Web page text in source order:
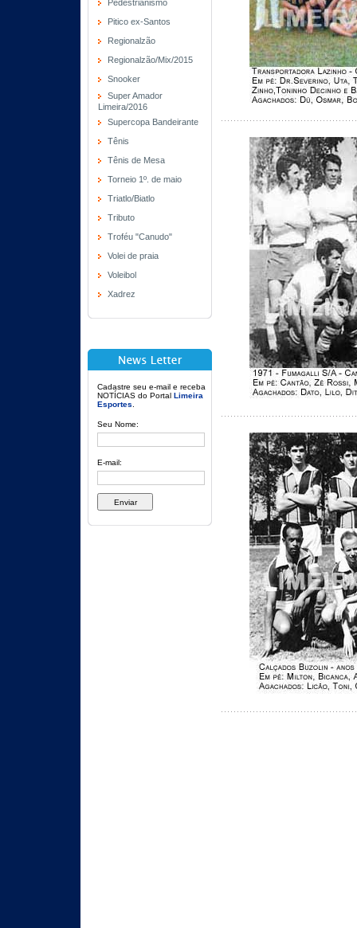
Pedestrianismo
Pitico ex-Santos
Regionalzão
Regionalzão/Mix/2015
Snooker
Super Amador
Limeira/2016
Supercopa Bandeirante
Tênis
Tênis de Mesa
Torneio 1º. de maio
Triatlo/Biatlo
Tributo
Troféu "Canudo"
Volei de praia
Voleibol
Xadrez
Cadastre seu e-mail e receba
NOTÍCIAS do Portal Limeira
Esportes
Seu Nome:
E-mail: